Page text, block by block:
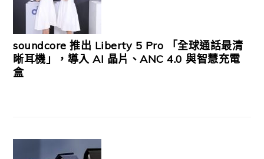
soundcore 推出 Liberty 5 Pro 「全球通話最清
晰耳機」，導入 AI 晶片、ANC 4.0 與智慧充電
盒